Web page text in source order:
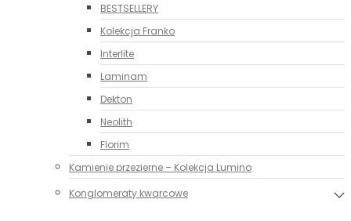
BESTSELLERY
Kolekcja Franko
Interlite
Laminam
Dekton
Neolith
Florim
Kamienie przezierne – Kolekcja Lumino
Konglomeraty kwarcowe